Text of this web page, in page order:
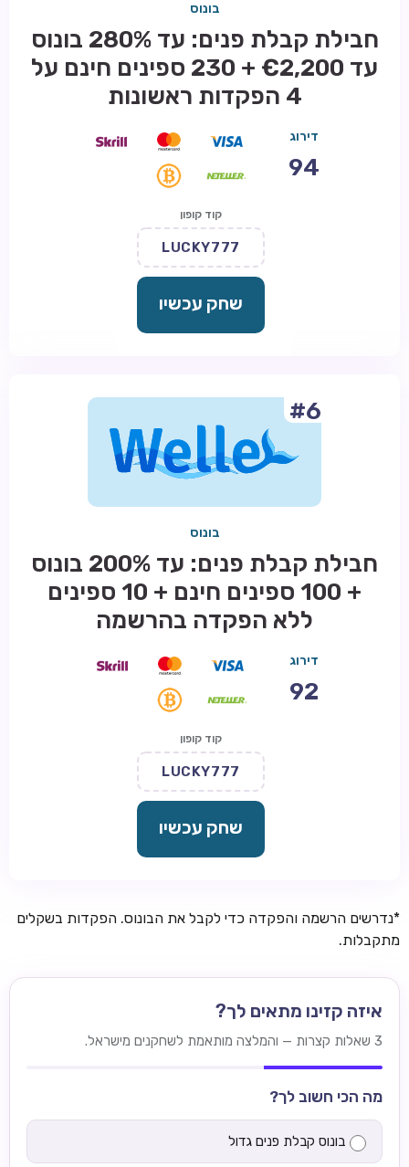
בונוס
חבילת קבלת פנים: עד 280% בונוס
עד €2,200 + 230 ספינים חינם על
4 הפקדות ראשונות
דירוג
94
קוד קופון
LUCKY777
שחק עכשיו
#6
בונוס
חבילת קבלת פנים: עד 200% בונוס
+ 100 ספינים חינם + 10 ספינים
ללא הפקדה בהרשמה
דירוג
92
קוד קופון
LUCKY777
שחק עכשיו
*נדרשים הרשמה והפקדה כדי לקבל את הבונוס. הפקדות בשקלים
מתקבלות.
איזה קזינו מתאים לך?
3 שאלות קצרות — והמלצה מותאמת לשחקנים מישראל.
מה הכי חשוב לך?
בונוס קבלת פנים גדול